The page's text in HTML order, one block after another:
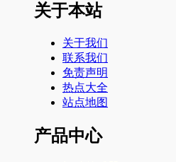
关于本站
关于我们
联系我们
免责声明
热点大全
站点地图
产品中心